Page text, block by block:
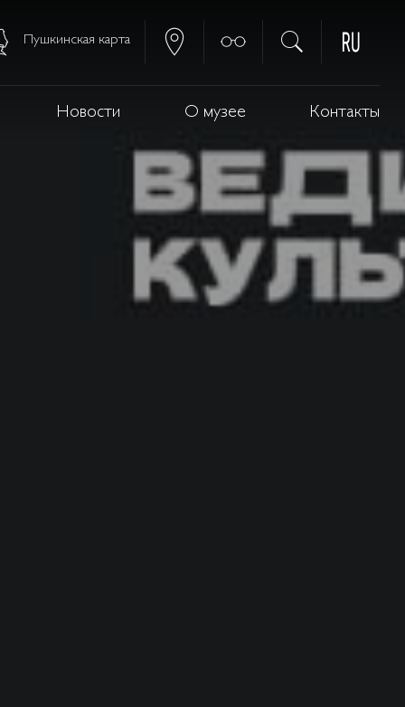
Пушкинская карта
Новости О музее Контакты